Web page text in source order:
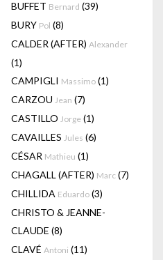
BUFFET Bernard (39)
BURY Pol (8)
CALDER (AFTER) Alexander
(1)
CAMPIGLI Massimo (1)
CARZOU Jean (7)
CASTILLO Jorge (1)
CAVAILLES Jules (6)
CÉSAR Mathieu (1)
CHAGALL (AFTER) Marc (7)
CHILLIDA Eduardo (3)
CHRISTO & JEANNE-
CLAUDE (8)
CLAVÉ Antoni (11)